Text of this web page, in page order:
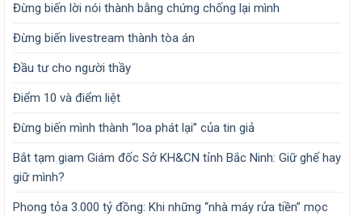
Đừng biến lời nói thành bằng chứng chống lại mình
Đừng biến livestream thành tòa án
Đầu tư cho người thầy
Điểm 10 và điểm liệt
Đừng biến mình thành “loa phát lại” của tin giả
Bắt tạm giam Giám đốc Sở KH&CN tỉnh Bắc Ninh: Giữ ghế hay
giữ mình?
Phong tỏa 3.000 tỷ đồng: Khi những “nhà máy rửa tiền” mọc